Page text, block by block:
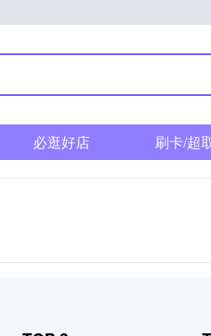
必逛好店 刷卡/超